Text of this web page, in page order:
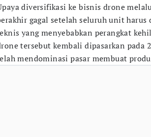
diversifikasi ke bisnis drone
gagal setelah seluruh unit
yang menyebabkan perangkat
tersebut kembali dipasarkan pada
mendominasi pasar membuat